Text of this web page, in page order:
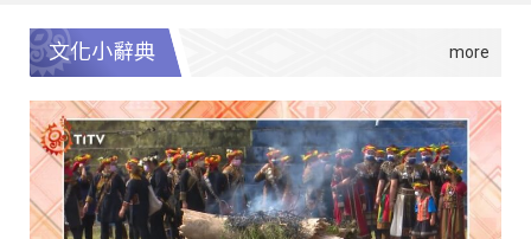
文化小辭典